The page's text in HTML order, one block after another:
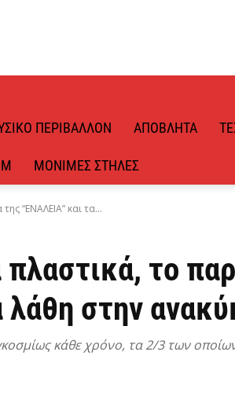
ΠΕΡΙΒΆΛΛΟΝ ΑΠΌΒΛΗΤΑ
ΜΌΝΙΜΕΣ ΣΤΉΛΕΣ
“ΕΝΑΛΕΙΑ” και τα...
το
λάθη στην
κάθε χρόνο, τα 2/3 των